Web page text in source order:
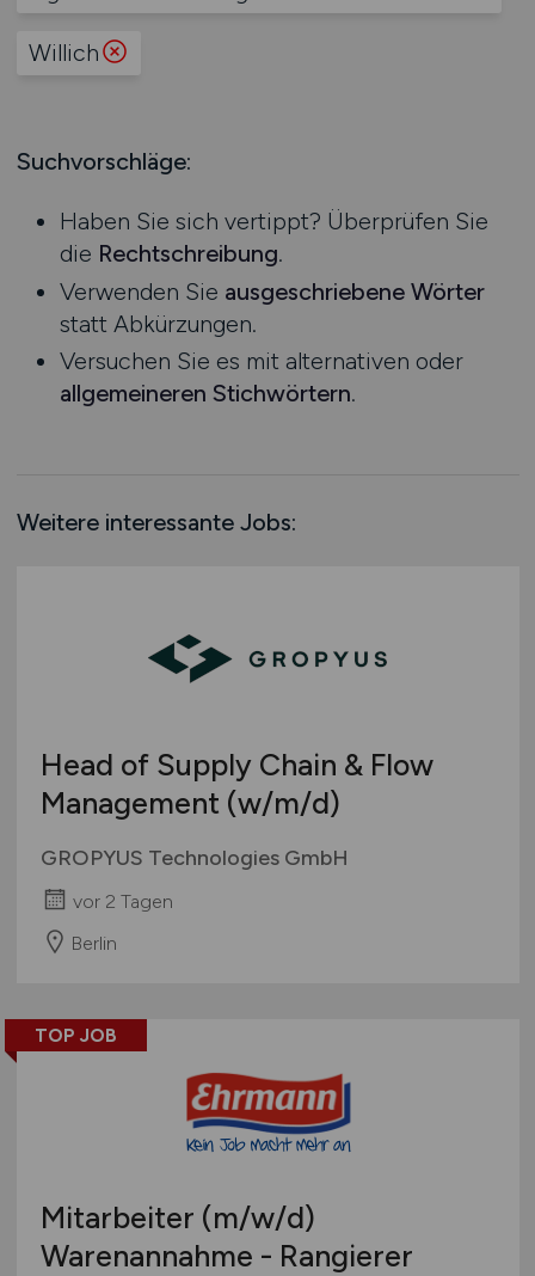
Prozessplanung / Steuerung
Schienen- / Straßen- / Luft- / Seefracht
Vertrieb / Verkauf / Handel
Zoll / Behörden
Sonstige
Mecklenburg-Vorpommern
Rheinland-Pfalz
Sachsen
Sachsen-Anhalt
Schleswig-Holstein
Thüringen
Deutschlandweit
Österreich
International
Willich
Suchvorschläge:
Haben Sie sich vertippt? Überprüfen Sie
die Rechtschreibung.
Verwenden Sie ausgeschriebene Wörter
statt Abkürzungen.
Versuchen Sie es mit alternativen oder
allgemeineren Stichwörtern.
Weitere interessante Jobs:
Head of Supply Chain & Flow
Management (w/m/d)
GROPYUS Technologies GmbH
vor 2 Tagen
Berlin
TOP JOB
Mitarbeiter (m/w/d)
Warenannahme - Rangierer